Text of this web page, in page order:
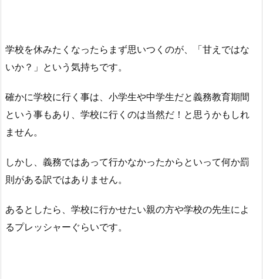
学校を休みたくなったらまず思いつくのが、「甘えではな
いか？」という気持ちです。
確かに学校に行く事は、小学生や中学生だと義務教育期間
という事もあり、学校に行くのは当然だ！と思うかもしれ
ません。
しかし、義務ではあって行かなかったからといって何か罰
則がある訳ではありません。
あるとしたら、学校に行かせたい親の方や学校の先生によ
るプレッシャーぐらいです。